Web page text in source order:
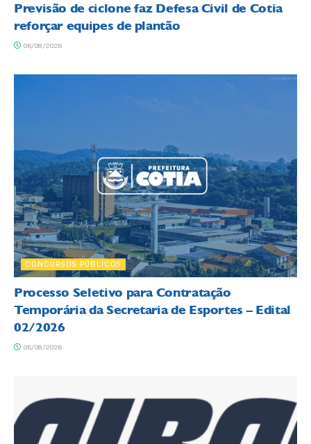
Previsão de ciclone faz Defesa Civil de Cotia
reforçar equipes de plantão
06/08/2026
CONCURSOS PÚBLICOS
Processo Seletivo para Contratação
Temporária da Secretaria de Esportes – Edital
02/2026
05/08/2026